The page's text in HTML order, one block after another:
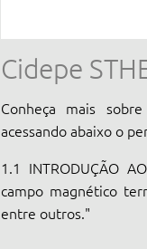
Cidepe
Conheça mais
acessando abaixo o
1.1 INTRODUÇÃO
campo magnético
entre outros."